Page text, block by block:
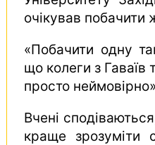
очікував побачити
«Побачити одну
що колеги з
просто
Вчені
краще зрозуміти